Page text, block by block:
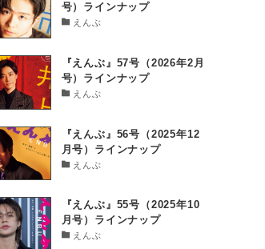
号）ラインナップ
えんぶ
『えんぶ』57号（2026年2月
号）ラインナップ
えんぶ
『えんぶ』56号（2025年12
月号）ラインナップ
えんぶ
『えんぶ』55号（2025年10
月号）ラインナップ
えんぶ